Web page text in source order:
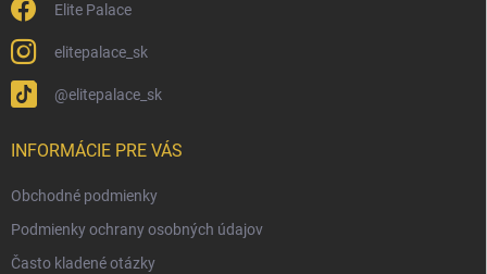
Elite Palace
elitepalace_sk
@elitepalace_sk
INFORMÁCIE PRE VÁS
Obchodné podmienky
Podmienky ochrany osobných údajov
Často kladené otázky